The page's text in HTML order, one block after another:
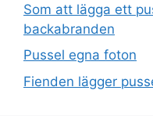
Som att lägga ett
backabranden
Pussel egna foton
Fienden lägger